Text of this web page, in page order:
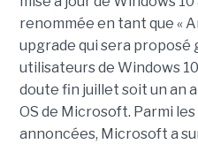
renommée en tant que «
upgrade qui sera
utilisateurs de Windows
doute fin juillet soit un an
OS de Microsoft. Parmi
annoncées, Microsoft a